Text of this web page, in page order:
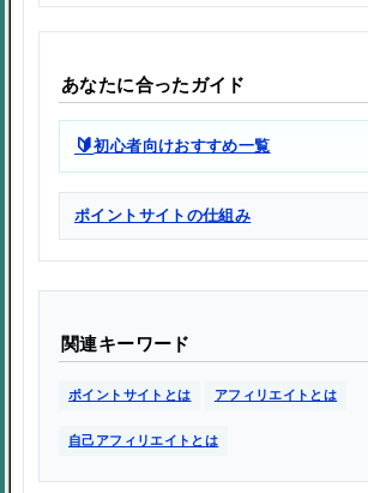
あなたに合ったガイド
🔰初心者向けおすすめ一覧
ポイントサイトの仕組み
関連キーワード
ポイントサイトとは アフィリエイトとは
自己アフィリエイトとは